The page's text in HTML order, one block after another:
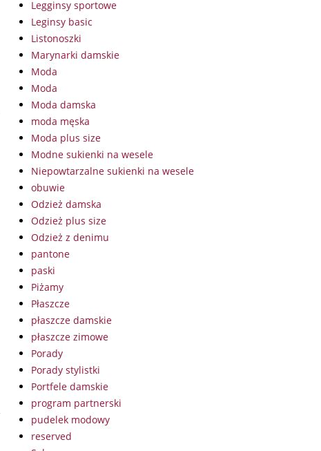
Legginsy sportowe
Leginsy basic
Listonoszki
Marynarki damskie
Moda
Moda
Moda damska
moda męska
Moda plus size
Modne sukienki na wesele
Niepowtarzalne sukienki na wesele
obuwie
Odzież damska
Odzież plus size
Odzież z denimu
pantone
paski
Piżamy
Płaszcze
płaszcze damskie
płaszcze zimowe
Porady
Porady stylistki
Portfele damskie
program partnerski
pudelek modowy
reserved